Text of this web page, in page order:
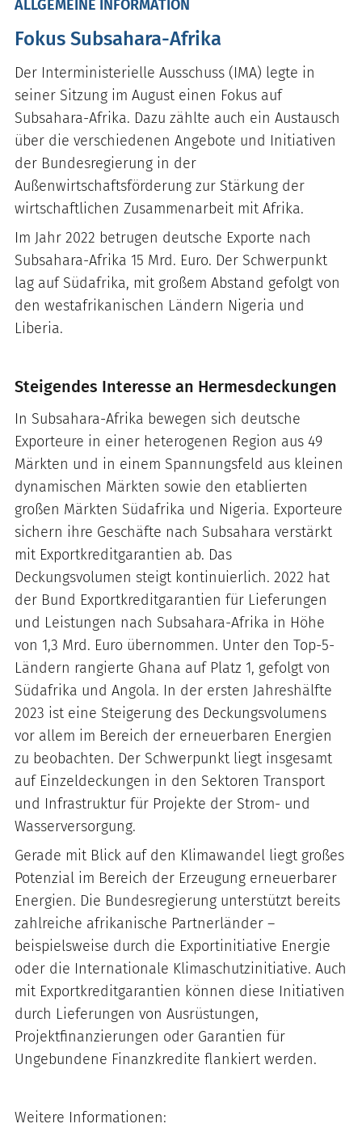
ALLGEMEINE INFORMATION
Fokus Subsahara-Afrika
Der Interministerielle Ausschuss (IMA) legte in
seiner Sitzung im August einen Fokus auf
Subsahara-Afrika. Dazu zählte auch ein Austausch
über die verschiedenen Angebote und Initiativen
der Bundesregierung in der
Außenwirtschaftsförderung zur Stärkung der
wirtschaftlichen Zusammenarbeit mit Afrika.
Im Jahr 2022 betrugen deutsche Exporte nach
Subsahara-Afrika 15 Mrd. Euro. Der Schwerpunkt
lag auf Südafrika, mit großem Abstand gefolgt von
den westafrikanischen Ländern Nigeria und
Liberia.
Steigendes Interesse an Hermesdeckungen
In Subsahara-Afrika bewegen sich deutsche
Exporteure in einer heterogenen Region aus 49
Märkten und in einem Spannungsfeld aus kleinen
dynamischen Märkten sowie den etablierten
großen Märkten Südafrika und Nigeria. Exporteure
sichern ihre Geschäfte nach Subsahara verstärkt
mit Exportkreditgarantien ab. Das
Deckungsvolumen steigt kontinuierlich. 2022 hat
der Bund Exportkreditgarantien für Lieferungen
und Leistungen nach Subsahara-Afrika in Höhe
von 1,3 Mrd. Euro übernommen. Unter den Top-5-
Ländern rangierte Ghana auf Platz 1, gefolgt von
Südafrika und Angola. In der ersten Jahreshälfte
2023 ist eine Steigerung des Deckungsvolumens
vor allem im Bereich der erneuerbaren Energien
zu beobachten. Der Schwerpunkt liegt insgesamt
auf Einzeldeckungen in den Sektoren Transport
und Infrastruktur für Projekte der Strom- und
Wasserversorgung.
Gerade mit Blick auf den Klimawandel liegt großes
Potenzial im Bereich der Erzeugung erneuerbarer
Energien. Die Bundesregierung unterstützt bereits
zahlreiche afrikanische Partnerländer –
beispielsweise durch die Exportinitiative Energie
oder die Internationale Klimaschutzinitiative. Auch
mit Exportkreditgarantien können diese Initiativen
durch Lieferungen von Ausrüstungen,
Projektfinanzierungen oder Garantien für
Ungebundene Finanzkredite flankiert werden.
Weitere Informationen: